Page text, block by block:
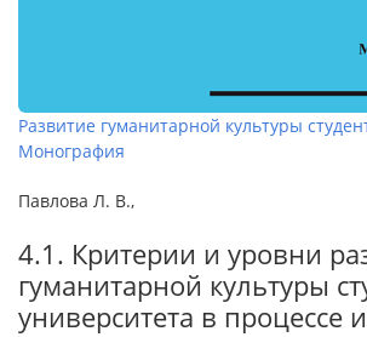
Развитие гуманитарной культуры
Монография
Павлова Л. В.,
4.1. Критерии и уровни
гуманитарной культуры
университета в процессе